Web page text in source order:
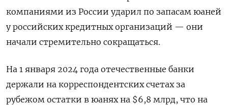
компаниями из России ударил по запасам юаней
у российских кредитных организаций — они
начали стремительно сокращаться.
На 1 января 2024 года отечественные банки
держали на корреспондентских счетах за
рубежом остатки в юанях на $6,8 млрд, что на